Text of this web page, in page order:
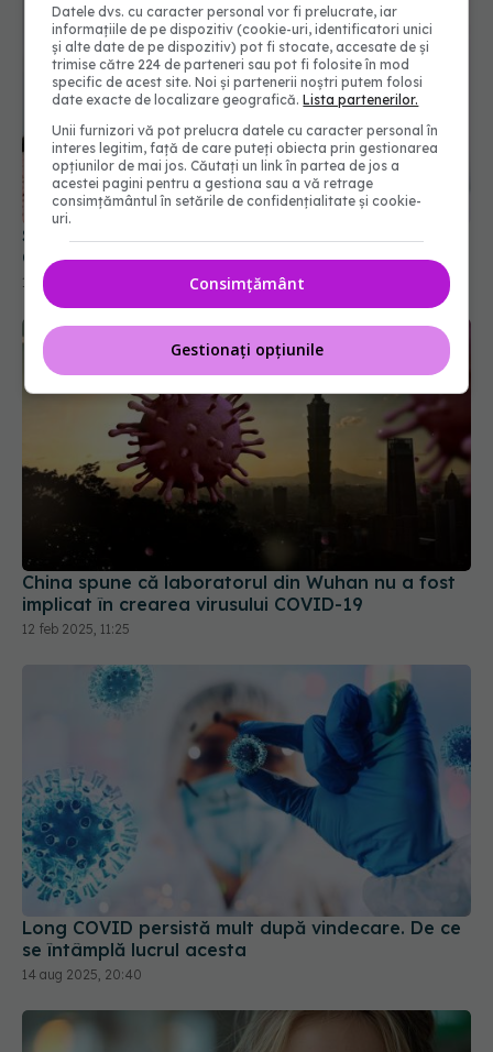
Spray-ul nazal pentru alergii care poate preveni
COVID-ul, răceala și alte infecții respiratorii
15 sep 2025, 20:32
China spune că laboratorul din Wuhan nu a fost
implicat în crearea virusului COVID-19
12 feb 2025, 11:25
Long COVID persistă mult după vindecare. De ce
se întâmplă lucrul acesta
14 aug 2025, 20:40
Datele dvs. cu caracter personal vor fi prelucrate, iar
informațiile de pe dispozitiv (cookie-uri, identificatori unici
și alte date de pe dispozitiv) pot fi stocate, accesate de și
trimise către 224 de parteneri sau pot fi folosite în mod
specific de acest site. Noi și partenerii noștri putem folosi
date exacte de localizare geografică.Lista partenerilor.
Unii furnizori vă pot prelucra datele cu caracter personal în
interes legitim, față de care puteți obiecta prin gestionarea
opțiunilor de mai jos. Căutați un link în partea de jos a
acestei pagini pentru a gestiona sau a vă retrage
consimțământul în setările de confidențialitate și cookie-
uri.
Consimțământ
Gestionați opțiunile